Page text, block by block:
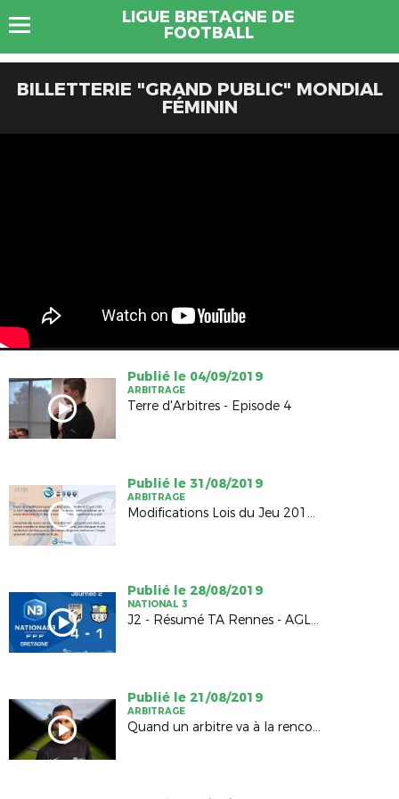
LIGUE BRETAGNE DE
FOOTBALL
BILLETTERIE "GRAND PUBLIC" MONDIAL
FÉMININ
Publié le 04/09/2019
ARBITRAGE
Terre d'Arbitres - Episode 4
Publié le 31/08/2019
ARBITRAGE
Modifications Lois du Jeu 2019-2020
Publié le 28/08/2019
NATIONAL 3
J2 - Résumé TA Rennes - AGLD Fougères (4-1)
Publié le 21/08/2019
ARBITRAGE
Quand un arbitre va à la rencontre d'un club...